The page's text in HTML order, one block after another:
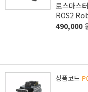
로스마스
ROS2
함)
490,000
상품코드